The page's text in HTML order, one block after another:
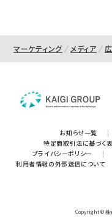
マーケティング メディア
お知らせ一覧 |
特定商取引法に基づく
プライバシーポリシー
|
利用者情報の外部送信について
Copyright ©